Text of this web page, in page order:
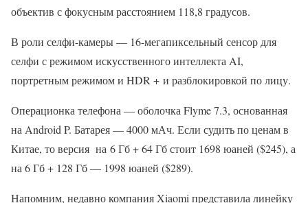
объектив с фокусным расстоянием 118,8 градусов.
В роли селфи-камеры — 16-мегапиксельный сенсор для
селфи с режимом искусственного интеллекта AI,
портретным режимом и HDR + и разблокировкой по лицу.
Операционка телефона — оболочка Flyme 7.3, основанная
на Android P. Батарея — 4000 мАч. Если судить по ценам в
Китае, то версия на 6 Гб + 64 Гб стоит 1698 юаней ($245), а
на 6 Гб + 128 Гб — 1998 юаней ($289).
Напомним, недавно компания Xiaomi представила линейку